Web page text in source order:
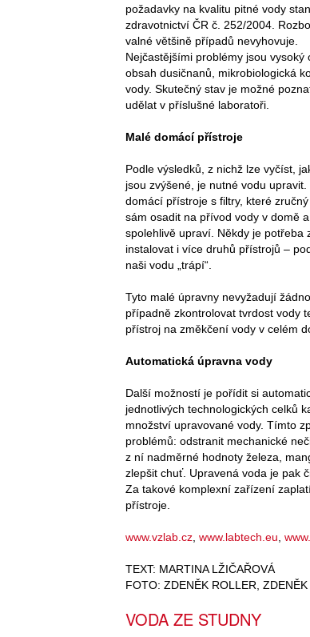
požadavky na kvalitu pitné vody
zdravotnictví ČR č. 252/2004.
valné většině případů nevyhovuje.
Nejčastějšími problémy jsou
obsah dusičnanů, mikrobiologická
vody. Skutečný stav je možné
udělat v příslušné laboratoři.
Malé domácí přístroje
Podle výsledků, z nichž lze vyčíst,
jsou zvýšené, je nutné vodu
domácí přístroje s filtry, které
sám osadit na přívod vody v domě
spolehlivě upraví. Někdy je potřeba
instalovat i více druhů přístrojů –
naši vodu „trápí“.
Tyto malé úpravny nevyžadují
případně zkontrolovat tvrdost vody
přístroj na změkčení vody v celém
Automatická úpravna vody
Další možností je pořídit si
jednotlivých technologických celků
množství upravované vody. Tímto
problémů: odstranit mechanické
z ní nadměrné hodnoty železa,
zlepšit chuť. Upravená voda je pak
Za takové komplexní zařízení
přístroje.
www.vzlab.cz www.labtech.eu
TEXT: MARTINA LŽIČAŘOVÁ
FOTO: ZDENĚK ROLLER, ZDENĚK
VODA ZE STUDNY